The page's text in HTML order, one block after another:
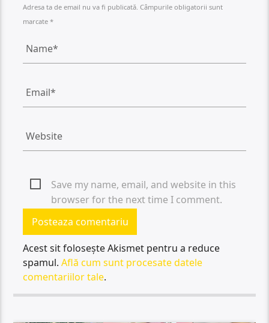
Adresa ta de email nu va fi publicată. Câmpurile obligatorii sunt
marcate *
Save my name, email, and website in this
browser for the next time I comment.
Acest sit folosește Akismet pentru a reduce
spamul.Află cum sunt procesate datele
comentariilor tale.